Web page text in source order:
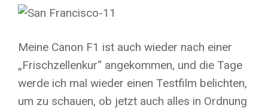
Meine Canon F1 ist auch wieder nach einer
„Frischzellenkur“ angekommen, und die Tage
werde ich mal wieder einen Testfilm belichten,
um zu schauen, ob jetzt auch alles in Ordnung